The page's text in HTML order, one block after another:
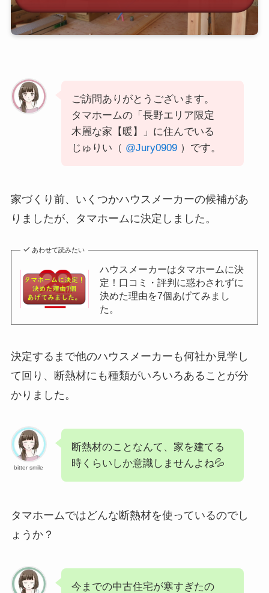
ご訪問ありがとうございます。
タマホームの「長野エリア限定
木麗な家【暖】」に住んでいる
じゅりい（ @Jury0909）です。
家づくり前、いくつかハウスメーカーの候補があ
りましたが、タマホームに決定しました。
あわせて読みたい
ハウスメーカーはタマホームに決
定！口コミ・評判に惑わされずに
決めた理由を7個あげてみまし
た。
決定するまで他のハウスメーカーも何社か見学し
て回り、断熱材にも種類がいろいろあることが分
かりました。
bitter smile
断熱材のことなんて、家を建てる
時くらいしか意識しませんよね💦
タマホームではどんな断熱材を使っているのでし
ょうか？
今までの中古住宅が寒すぎたの